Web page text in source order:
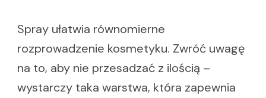
Spray ułatwia równomierne
rozprowadzenie kosmetyku. Zwróć uwagę
na to, aby nie przesadzać z ilością –
wystarczy taka warstwa, która zapewnia